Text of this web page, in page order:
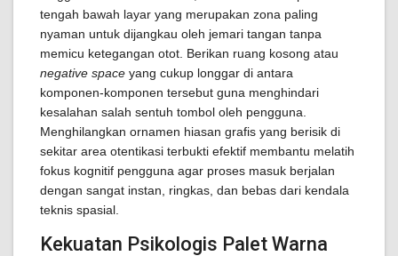
tengah bawah layar yang merupakan zona paling
nyaman untuk dijangkau oleh jemari tangan tanpa
memicu ketegangan otot. Berikan ruang kosong atau
negative space yang cukup longgar di antara
komponen-komponen tersebut guna menghindari
kesalahan salah sentuh tombol oleh pengguna.
Menghilangkan ornamen hiasan grafis yang berisik di
sekitar area otentikasi terbukti efektif membantu melatih
fokus kognitif pengguna agar proses masuk berjalan
dengan sangat instan, ringkas, dan bebas dari kendala
teknis spasial.
Kekuatan Psikologis Palet Warna